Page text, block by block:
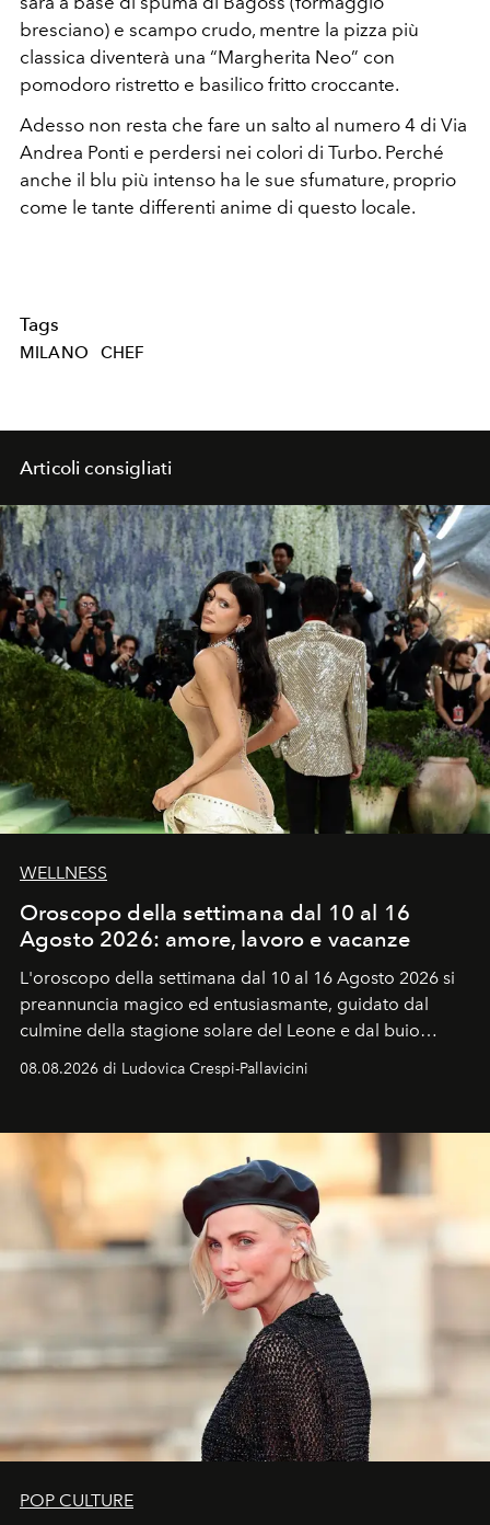
bresciano) e scampo crudo, mentre la pizza più
classica diventerà una “Margherita Neo” con
pomodoro ristretto e basilico fritto croccante.
Adesso non resta che fare un salto al numero 4 di Via
Andrea Ponti e perdersi nei colori di Turbo. Perché
anche il blu più intenso ha le sue sfumature, proprio
come le tante differenti anime di questo locale.
Tags
MILANO CHEF
Articoli consigliati
WELLNESS
Oroscopo della settimana dal 10 al 16
Agosto 2026: amore, lavoro e vacanze
L'oroscopo della settimana dal 10 al 16 Agosto 2026 si
preannuncia magico ed entusiasmante, guidato dal
culmine della stagione solare del Leone e dal buio
ideale per la notte delle Perseidi.
08.08.2026 di Ludovica Crespi-Pallavicini
POP CULTURE